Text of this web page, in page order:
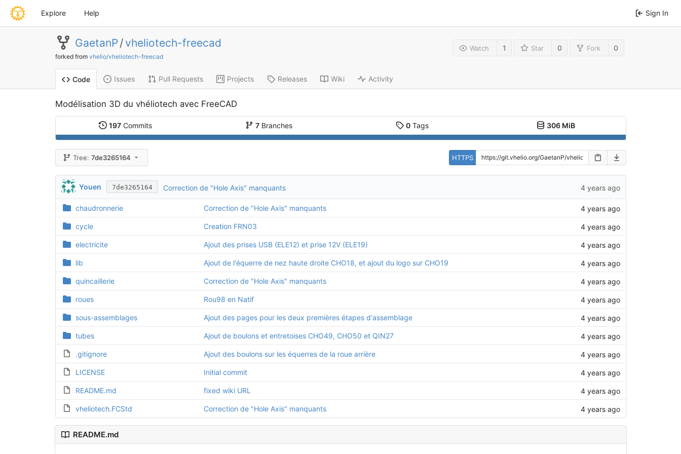
Explore Help Sign In
GaetanP/ vheliotech-freecad
forked from vhelio/vheliotech-freecad
Watch 1 Star 0 Fork 0
Code Issues Pull Requests Projects Releases Wiki Activity
Modélisation 3D du vhéliotech avec FreeCAD
197Commits 7Branches 0 Tags 306 MiB
Tree:7de3265164 HTTPS
Youen 7de3265164 Correction de "Hole Axis" manquants 4 years ago
chaudronnerie Correction de "Hole Axis" manquants 4 years ago
cycle Creation FRN03 4 years ago
electricite Ajout des prises USB (ELE12) et prise 12V (ELE19) 4 years ago
lib Ajout de l'équerre de nez haute droite CHO18, et ajout du logo sur CHO19 4 years ago
quincaillerie Correction de "Hole Axis" manquants 4 years ago
roues Rou98 en Natif 4 years ago
sous-assemblages Ajout des pages pour les deux premières étapes d'assemblage 4 years ago
tubes Ajout de boulons et entretoises CHO49, CHO50 et QIN27 4 years ago
.gitignore Ajout des boulons sur les équerres de la roue arrière 4 years ago
LICENSE Initial commit 4 years ago
README.md fixed wiki URL 4 years ago
vheliotech.FCStd Correction de "Hole Axis" manquants 4 years ago
README.md